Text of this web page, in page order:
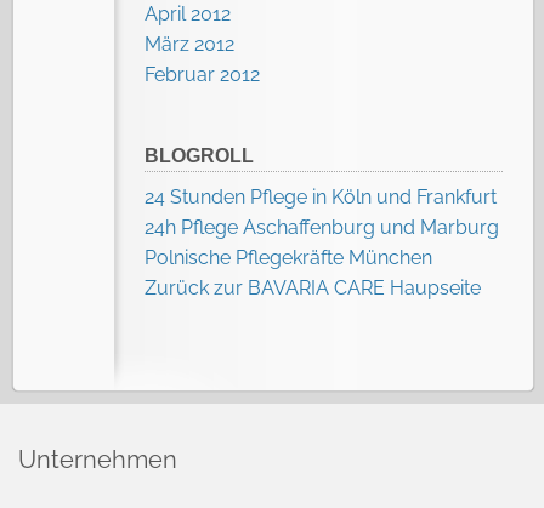
April 2012
März 2012
Februar 2012
BLOGROLL
24 Stunden Pflege in Köln und Frankfurt
24h Pflege Aschaffenburg und Marburg
Polnische Pflegekräfte München
Zurück zur BAVARIA CARE Haupseite
Unternehmen